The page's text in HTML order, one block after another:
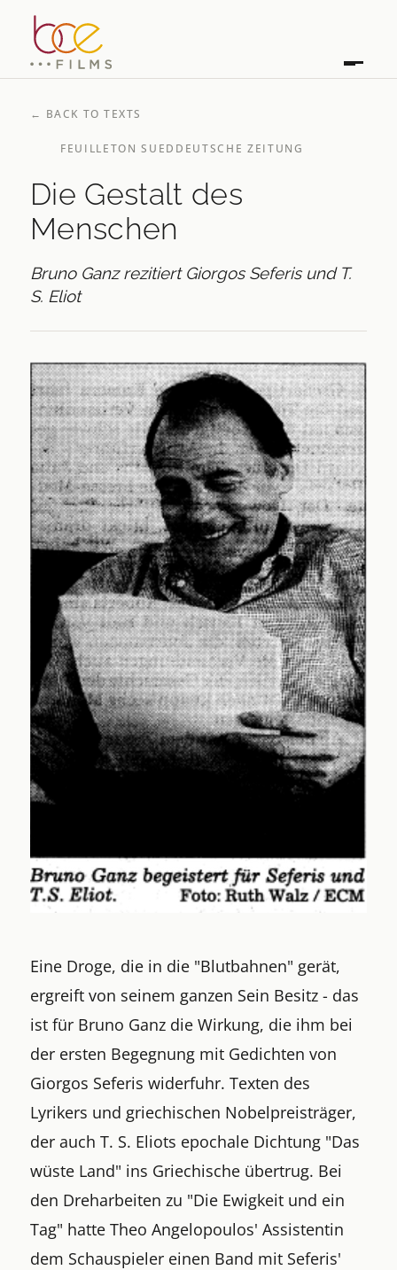
← BACK TO TEXTS
FEUILLETON SUEDDEUTSCHE ZEITUNG
Die Gestalt des
Menschen
Bruno Ganz rezitiert Giorgos Seferis und T.
S. Eliot
Eine Droge, die in die "Blutbahnen" gerät,
ergreift von seinem ganzen Sein Besitz - das
ist für Bruno Ganz die Wirkung, die ihm bei
der ersten Begegnung mit Gedichten von
Giorgos Seferis widerfuhr. Texten des
Lyrikers und griechischen Nobelpreisträger,
der auch T. S. Eliots epochale Dichtung "Das
wüste Land" ins Griechische übertrug. Bei
den Dreharbeiten zu "Die Ewigkeit und ein
Tag" hatte Theo Angelopoulos' Assistentin
dem Schauspieler einen Band mit Seferis'